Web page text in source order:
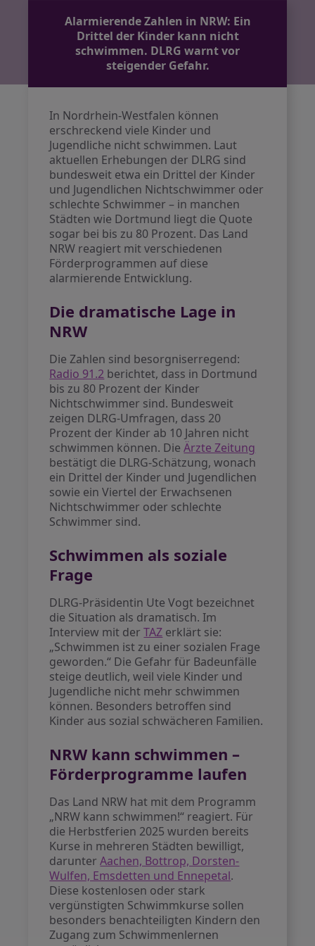
Alarmierende Zahlen in NRW: Ein
Drittel der Kinder kann nicht
schwimmen. DLRG warnt vor
steigender Gefahr.
In Nordrhein-Westfalen können
erschreckend viele Kinder und
Jugendliche nicht schwimmen. Laut
aktuellen Erhebungen der DLRG sind
bundesweit etwa ein Drittel der Kinder
und Jugendlichen Nichtschwimmer oder
schlechte Schwimmer – in manchen
Städten wie Dortmund liegt die Quote
sogar bei bis zu 80 Prozent. Das Land
NRW reagiert mit verschiedenen
Förderprogrammen auf diese
alarmierende Entwicklung.
Die dramatische Lage in
NRW
Die Zahlen sind besorgniserregend:
Radio 91.2 berichtet, dass in Dortmund
bis zu 80 Prozent der Kinder
Nichtschwimmer sind. Bundesweit
zeigen DLRG-Umfragen, dass 20
Prozent der Kinder ab 10 Jahren nicht
schwimmen können. DieÄrzte Zeitung
bestätigt die DLRG-Schätzung, wonach
ein Drittel der Kinder und Jugendlichen
sowie ein Viertel der Erwachsenen
Nichtschwimmer oder schlechte
Schwimmer sind.
Schwimmen als soziale
Frage
DLRG-Präsidentin Ute Vogt bezeichnet
die Situation als dramatisch. Im
Interview mit derTAZ erklärt sie:
„Schwimmen ist zu einer sozialen Frage
geworden.“ Die Gefahr für Badeunfälle
steige deutlich, weil viele Kinder und
Jugendliche nicht mehr schwimmen
können. Besonders betroffen sind
Kinder aus sozial schwächeren Familien.
NRW kann schwimmen –
Förderprogramme laufen
Das Land NRW hat mit dem Programm
„NRW kann schwimmen!“ reagiert. Für
die Herbstferien 2025 wurden bereits
Kurse in mehreren Städten bewilligt,
darunterAachen, Bottrop, Dorsten-
Wulfen, Emsdetten und Ennepetal.
Diese kostenlosen oder stark
vergünstigten Schwimmkurse sollen
besonders benachteiligten Kindern den
Zugang zum Schwimmenlernen